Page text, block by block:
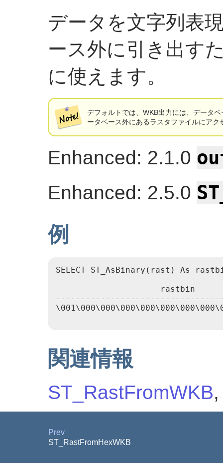
データを文字列表
ース外に引き出す
に使えます。
デフォルトでは、WKB出力には、データ
ータベース外にあるラスタファイルにアク
Enhanced: 2.1.0
Enhanced: 2.5.0
例
SELECT ST_AsBinary(rast) As
                     rastbin
関連情報
ST_RastFromWKB
Prev
ST_RastFromHexWKB